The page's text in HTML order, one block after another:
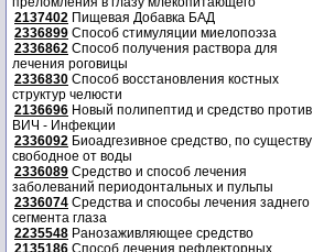
2137402 Пищевая Добавка БАД
2336899 Способ стимуляции миелопоэза
2336862 Способ получения раствора для
лечения роговицы
2336830 Способ восстановления костных
структур челюсти
2136696 Новый полипептид и средство против
ВИЧ - Инфекции
2336092 Биоадгезивное средство, по существу
свободное от воды
2336089 Средство и способ лечения
заболеваний периодонтальных и пульпы
2336074 Средства и способы лечения заднего
сегмента глаза
2235548 Ранозаживляющее средство
2135186 Способ лечения рефлекторных